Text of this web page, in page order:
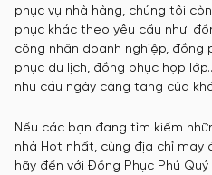
phục vụ nhà hàng, chúng tôi
phục khác theo yêu cầu như:
công nhân doanh nghiệp, đồng
phục du lịch, đồng phục họp
nhu cầu ngày càng tăng của
Nếu các bạn đang tìm kiếm
nhà Hot nhất, cùng địa chỉ may
hãy đến với Đồng Phục Phú